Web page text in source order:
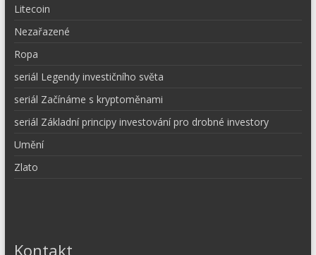
Litecoin
Nezařazené
Ropa
seriál Legendy investičního světa
seriál Začínáme s kryptoměnami
seriál Základní principy investování pro drobné investory
Umění
Zlato
Kontakt